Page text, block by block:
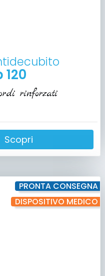
120
rinforzati
Scopri
PRONTA CONSEGNA
DISPOSITIVO MEDICO